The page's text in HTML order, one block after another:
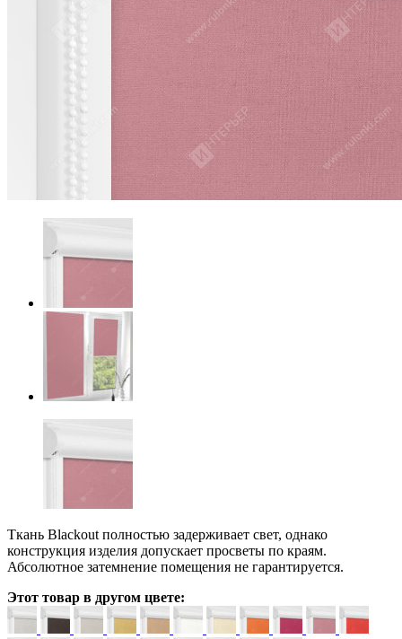
Ткань Blackout полностью задерживает свет, однако
конструкция изделия допускает просветы по краям.
Абсолютное затемнение помещения не гарантируется.
Этот товар в другом цвете: